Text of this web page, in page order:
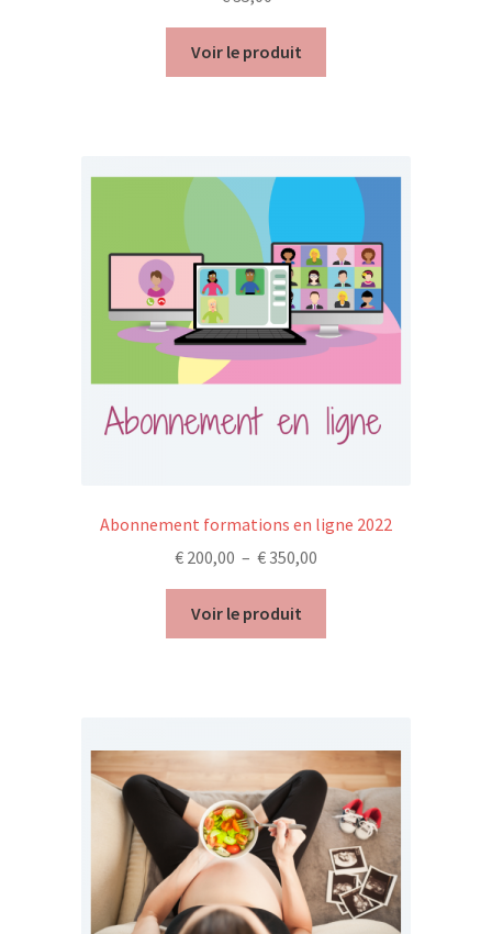
Mes données UPSfB
Evénements
Formations Courtes
Formations Diplomantes
Trouver mon attestation
Voir le produit
Abonnement formations en ligne 2022
€ 200,00 – €350,00
de
€ 200,00
Voir le produit